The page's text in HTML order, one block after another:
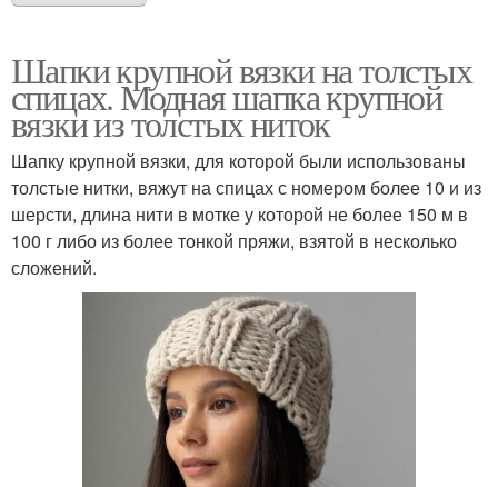
Шапки крупной вязки на толстых
спицах. Модная шапка крупной
вязки из толстых ниток
Шапку крупной вязки, для которой были использованы
толстые нитки, вяжут на спицах с номером более 10 и из
шерсти, длина нити в мотке у которой не более 150 м в
100 г либо из более тонкой пряжи, взятой в несколько
сложений.